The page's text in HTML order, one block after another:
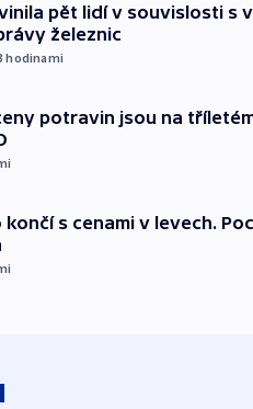
pět lidí v souvislosti s
železnic
hodinami
potravin jsou na
končí s cenami v levech.